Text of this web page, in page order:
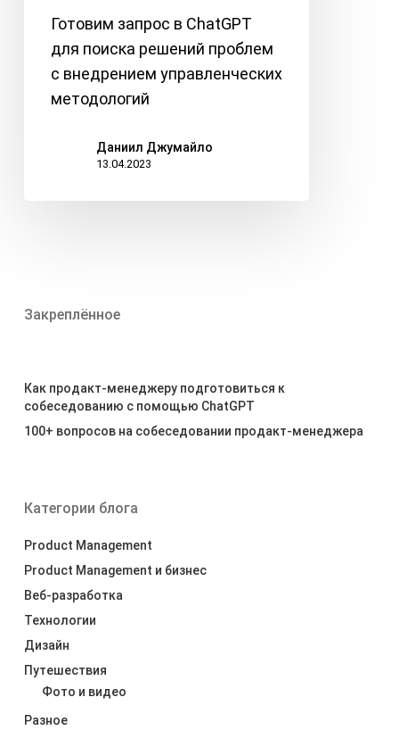
Готовим запрос в ChatGPT
для поиска решений проблем
с внедрением управленческих
методологий
Даниил Джумайло
13.04.2023
Закреплённое
Как продакт-менеджеру подготовиться к
собеседованию с помощью ChatGPT
100+ вопросов на собеседовании продакт-менеджера
Категории блога
Product Management
Product Management и бизнес
Веб-разработка
Технологии
Дизайн
Путешествия
Фото и видео
Разное